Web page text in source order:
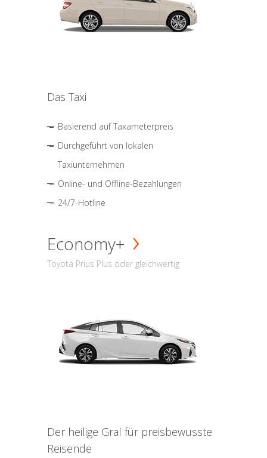
Das Taxi
Basierend auf Taxameterpreis
Durchgeführt von lokalen
Taxiunternehmen
Online- und Offline-Bezahlungen
24/7-Hotline
Economy+
Toyota Prius Plus oder gleichwertig
Der heilige Gral für preisbewusste
Reisende